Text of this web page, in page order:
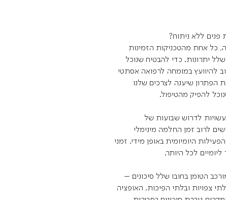
פנים ללא ניתוח?
כל אחת מהטכניקות הזמינות
יתרונות. כדי להבטיח שנוכל
להיוועץ במומחה לרפואה אסתטי
הפתרון שיענה לצרכים שלנו
להפיק מהטיפול.
לדרוש שבועות של
לרוב זמן החלמה מינימלי
היומיומית באופן מידי. זמני
לכל היותר.
הטומן בחובו שלל סיכונים –
צפויות ובלתי הפיכות. האופציה